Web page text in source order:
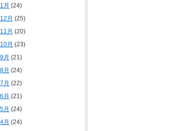
月 (24)
月 (25)
月 (20)
月 (23)
月 (21)
月 (24)
月 (22)
月 (21)
月 (24)
月 (24)